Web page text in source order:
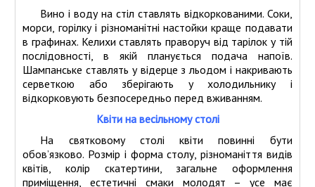
Вино і воду на стіл ставлять відкоркованими. Соки,
морси, горілку і різноманітні настойки краще подавати
в графинах. Келихи ставлять праворуч від тарілок у тій
послідовності, в якій планується подача напоїв.
Шампанське ставлять у відерце з льодом і накривають
серветкою або зберігають у холодильнику і
відкорковують безпосередньо перед вживанням.
Квіти на весільному столі
На святковому столі квіти повинні бути
обов’язково. Розмір і форма столу, різноманіття видів
квітів, колір скатертини, загальне оформлення
приміщення, естетичні смаки молодят – усе має